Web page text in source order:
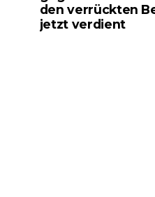
den verrückten
jetzt verdient